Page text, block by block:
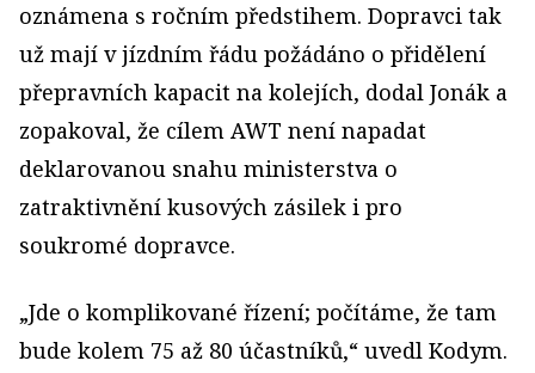
oznámena s ročním předstihem. Dopravci tak
už mají v jízdním řádu požádáno o přidělení
přepravních kapacit na kolejích, dodal Jonák a
zopakoval, že cílem AWT není napadat
deklarovanou snahu ministerstva o
zatraktivnění kusových zásilek i pro
soukromé dopravce.
„Jde o komplikované řízení; počítáme, že tam
bude kolem 75 až 80 účastníků,“ uvedl Kodym.